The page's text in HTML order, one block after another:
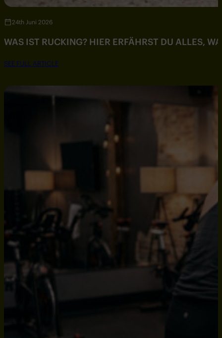
24th Juni 2026
WAS IST RUCKING? HIER ERFÄHRST DU ALLES,
SEE FULL ARTICLE